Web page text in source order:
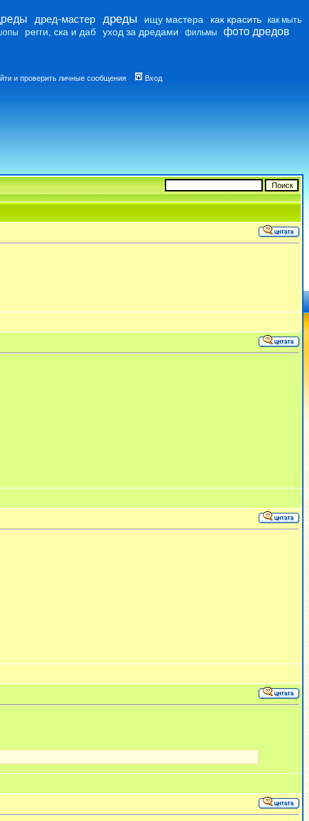
дред-мастер дреды ищу мастера как красить
как мыть
регги, ска и даб уход за дредами фильмы фото дредов
и проверить личные сообщения Вход